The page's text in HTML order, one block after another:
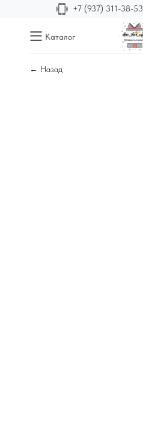
+7 (937) 311-38-53
Каталог
← Назад